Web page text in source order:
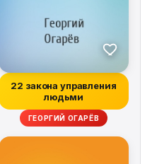
22 закона управления
людьми
ГЕОРГИЙ ОГАРЁВ